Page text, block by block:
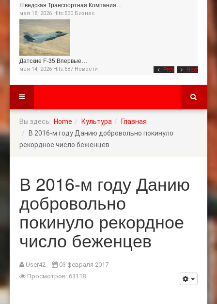
Prev Next
Шведская Транспортная Компания…
мая 18, 2026 Hits:530 Бизнес
Датские F-35 Впервые…
мая 14, 2026 Hits:687 Новости
Вы здесь: Home Культура
Главная
В 2016-м году Данию добровольно покинуло
рекордное число беженцев
В 2016-м году Данию
добровольно
покинуло рекордное
число беженцев
User42
03 февраля 2017
Просмотров: 63118